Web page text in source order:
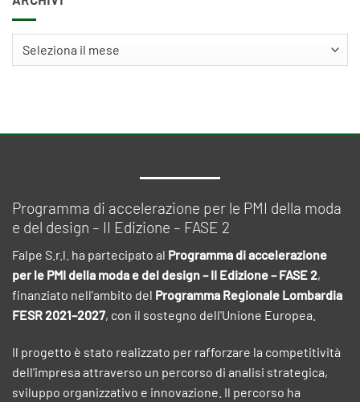
Programma di accelerazione per le PMI della moda
e del design – II Edizione – FASE 2
Falpe S.r.l. ha partecipato al Programma di accelerazione
per le PMI della moda e del design – II Edizione – FASE 2,
finanziato nell'ambito del Programma Regionale Lombardia
FESR 2021–2027, con il sostegno dell'Unione Europea.
Il progetto è stato realizzato per rafforzare la competitività
dell'impresa attraverso un percorso di analisi strategica,
sviluppo organizzativo e innovazione. Il percorso ha